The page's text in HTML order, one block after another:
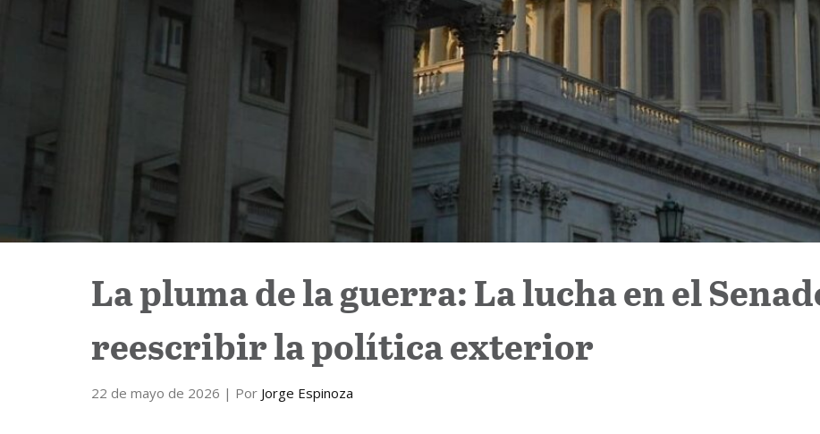
La pluma de la guerra: La lucha en el
reescribir la política exterior
22 de mayo de 2026 | Por Jorge Espinoza